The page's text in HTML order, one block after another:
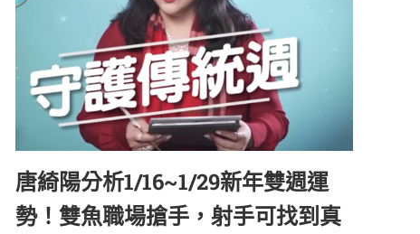
唐綺陽分析1/16~1/29新年雙週運
勢！雙魚職場搶手，射手可找到真